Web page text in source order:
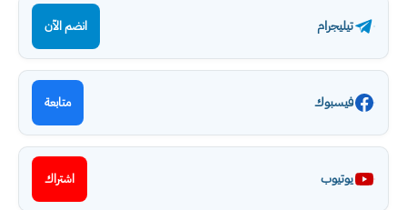
تيليجرام انضم الآن
فيسبوك متابعة
يوتيوب اشتراك